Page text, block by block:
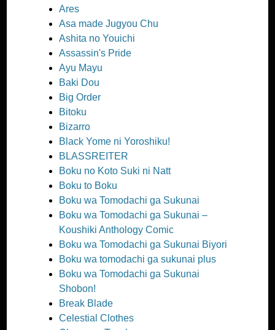
Ares
Asa made Jugyou Chu
Ashita no Youichi
Assassin's Pride
Ayu Mayu
Baki Dou
Big Order
Bitoku
Bizarro
Black Yome ni Yoroshiku!
BLASSREITER
Boku no Koto Suki ni Natt
Boku to Boku
Boku wa Tomodachi ga Sukunai
Boku wa Tomodachi ga Sukunai –
Koushiki Anthology Comic
Boku wa Tomodachi ga Sukunai Biyori
Boku wa tomodachi ga sukunai plus
Boku wa Tomodachi ga Sukunai
Shobon!
Break Blade
Celestial Clothes